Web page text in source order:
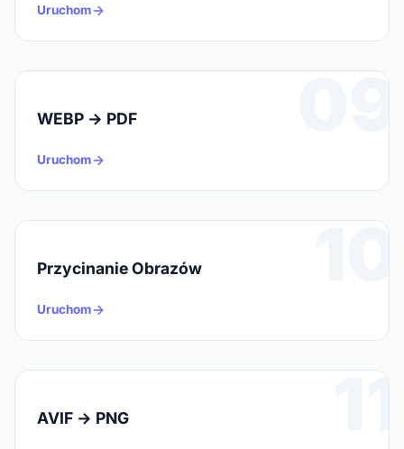
Uruchom
09
WEBP → PDF
Uruchom
10
Przycinanie Obrazów
Uruchom
11
AVIF → PNG